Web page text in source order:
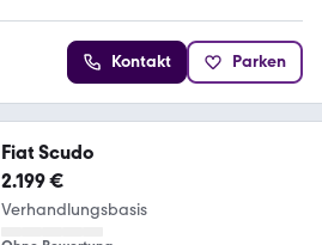
Kontakt Parken
Fiat Scudo
2.199 €
Verhandlungsbasis